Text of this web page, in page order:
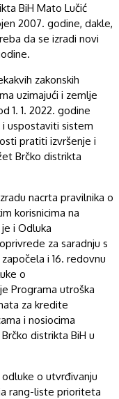
BiH Mato Lučić
2007. godine, dakle,
da se izradi novi
zakonskih
uzimajući i zemlje
1. 1. 2022. godine
uspostaviti sistem
pratiti izvršenje i
Brčko distrikta
nacrta pravilnika o
korisnicima na
i Odluka
za saradnju s
i 16. redovnu
o
Programa utroška
za kredite
i nosiocima
distrikta BiH u
o utvrđivanju
rang-liste prioriteta